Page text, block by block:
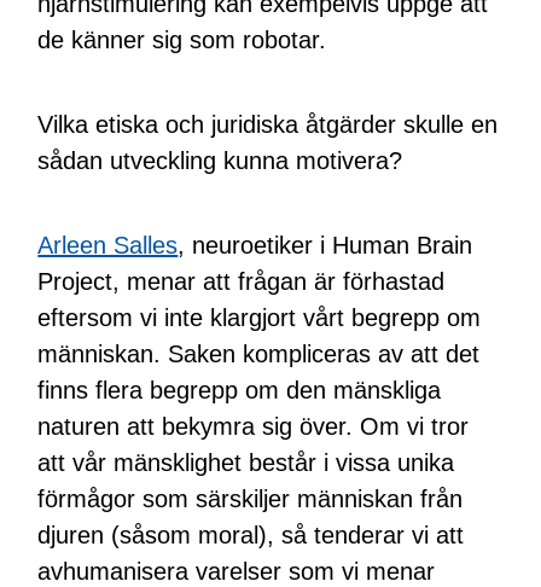
de känner sig som robotar.
Vilka etiska och juridiska åtgärder skulle en
sådan utveckling kunna motivera?
Arleen Salles, neuroetiker i Human Brain
Project, menar att frågan är förhastad
eftersom vi inte klargjort vårt begrepp om
människan. Saken kompliceras av att det
finns flera begrepp om den mänskliga
naturen att bekymra sig över. Om vi tror
att vår mänsklighet består i vissa unika
förmågor som särskiljer människan från
djuren (såsom moral), så tenderar vi att
avhumanisera varelser som vi menar